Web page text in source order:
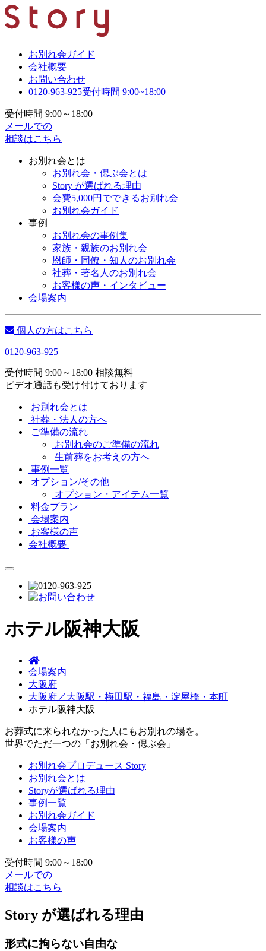
お別れ会ガイド
会社概要
お問い合わせ
0120-963-925受付時間 9:00~18:00
受付時間 9:00～18:00
メールでの
相談はこちら
お別れ会とは
お別れ会・偲ぶ会とは
Story が選ばれる理由
会費5,000円でできるお別れ会
お別れ会ガイド
事例
お別れ会の事例集
家族・親族のお別れ会
恩師・同僚・知人のお別れ会
社葬・著名人のお別れ会
お客様の声・インタビュー
会場案内
個人の方はこちら
0120-963-925
受付時間 9:00～18:00 相談無料
ビデオ通話も受け付けております
お別れ会とは
社葬・法人の方へ
ご準備の流れ
お別れ会のご準備の流れ
生前葬をお考えの方へ
事例一覧
オプション/その他
オプション・アイテム一覧
料金プラン
会場案内
お客様の声
会社概要
ホテル阪神大阪
会場案内
大阪府
大阪府／大阪駅・梅田駅・福島・淀屋橋・本町
ホテル阪神大阪
お葬式に来られなかった人にもお別れの場を。
世界でただ一つの「お別れ会・偲ぶ会」
お別れ会プロデュース Story
お別れ会とは
Storyが選ばれる理由
事例一覧
お別れ会ガイド
会場案内
お客様の声
受付時間 9:00～18:00
メールでの
相談はこちら
Story が選ばれる理由
形式に拘らない自由な